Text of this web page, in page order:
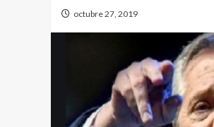
octubre 27, 2019